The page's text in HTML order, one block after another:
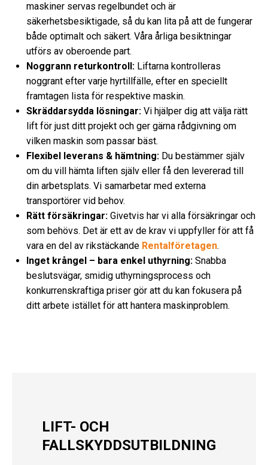
maskiner servas regelbundet och är
säkerhetsbesiktigade, så du kan lita på att de fungerar
både optimalt och säkert. Våra årliga besiktningar
utförs av oberoende part.
Noggrann returkontroll: Liftarna kontrolleras
noggrant efter varje hyrtillfälle, efter en speciellt
framtagen lista för respektive maskin.
Skräddarsydda lösningar: Vi hjälper dig att välja rätt
lift för just ditt projekt och ger gärna rådgivning om
vilken maskin som passar bäst.
Flexibel leverans & hämtning: Du bestämmer själv
om du vill hämta liften själv eller få den levererad till
din arbetsplats. Vi samarbetar med externa
transportörer vid behov.
Rätt försäkringar: Givetvis har vi alla försäkringar och
som behövs. Det är ett av de krav vi uppfyller för att få
vara en del av rikstäckande Rentalföretagen.
Inget krångel – bara enkel uthyrning: Snabba
beslutsvägar, smidig uthyrningsprocess och
konkurrenskraftiga priser gör att du kan fokusera på
ditt arbete istället för att hantera maskinproblem.
LIFT- OCH
FALLSKYDDSUTBILDNING